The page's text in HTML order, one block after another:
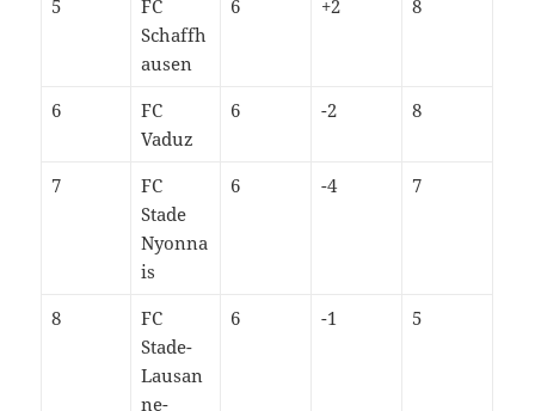
5
FC
Schaffh
ausen
6 +2 8
6
FC
Vaduz
6 -2 8
7
FC
Stade
Nyonna
is
6 -4 7
8
FC
Stade-
Lausan
ne-
6 -1 5